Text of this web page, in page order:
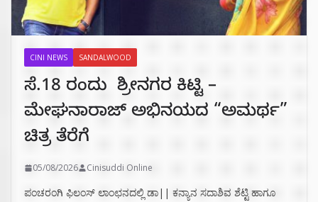
CINI NEWS SANDALWOOD
ಸೆ.18 ರಂದು ಶ್ರೀನಗರ ಕಿಟ್ಟಿ –
ಮೇಘನಾರಾಜ್ ಅಭಿನಯದ “ಅಮರ್ಥ”
ಚಿತ್ರ ತೆರೆಗೆ
05/08/2026 Cinisuddi Online
ಪಂಚರಂಗಿ ಫಿಲಂಸ್ ಲಾಂಛನದಲ್ಲಿ ಡಾ|| ಕನ್ಯಾನ ಸದಾಶಿವ ಶೆಟ್ಟಿ ಹಾಗೂ